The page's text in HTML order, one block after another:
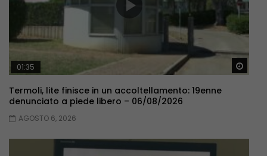
01:35
Termoli, lite finisce in un accoltellamento: 19enne
denunciato a piede libero – 06/08/2026
AGOSTO 6, 2026